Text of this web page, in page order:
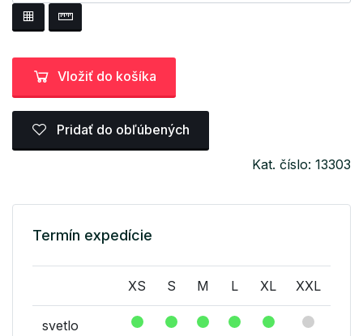
Vložiť do košíka
Pridať do obľúbených
Kat. číslo: 13303
Termín expedície
XS S M L XL XXL
svetlo